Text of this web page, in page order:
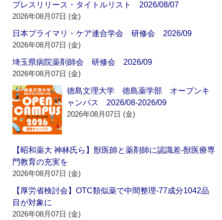
プレスリリース・タイトルリスト 2026/08/07
2026年08月07日 (金)
日本プライマリ・ケア連合学会 研修会 2026/09
2026年08月07日 (金)
埼玉県病院薬剤師会 研修会 2026/09
2026年08月07日 (金)
徳島文理大学 徳島薬学部 オープンキ
ャンパス 2026/08-2026/09
2026年08月07日 (金)
【昭和薬大 神林氏ら】獣医師と薬剤師に認識差‐獣医療専
門教育の充実を
2026年08月07日 (金)
【厚労省検討会】OTC類似薬で中間整理‐77成分1042品
目が対象に
2026年08月07日 (金)